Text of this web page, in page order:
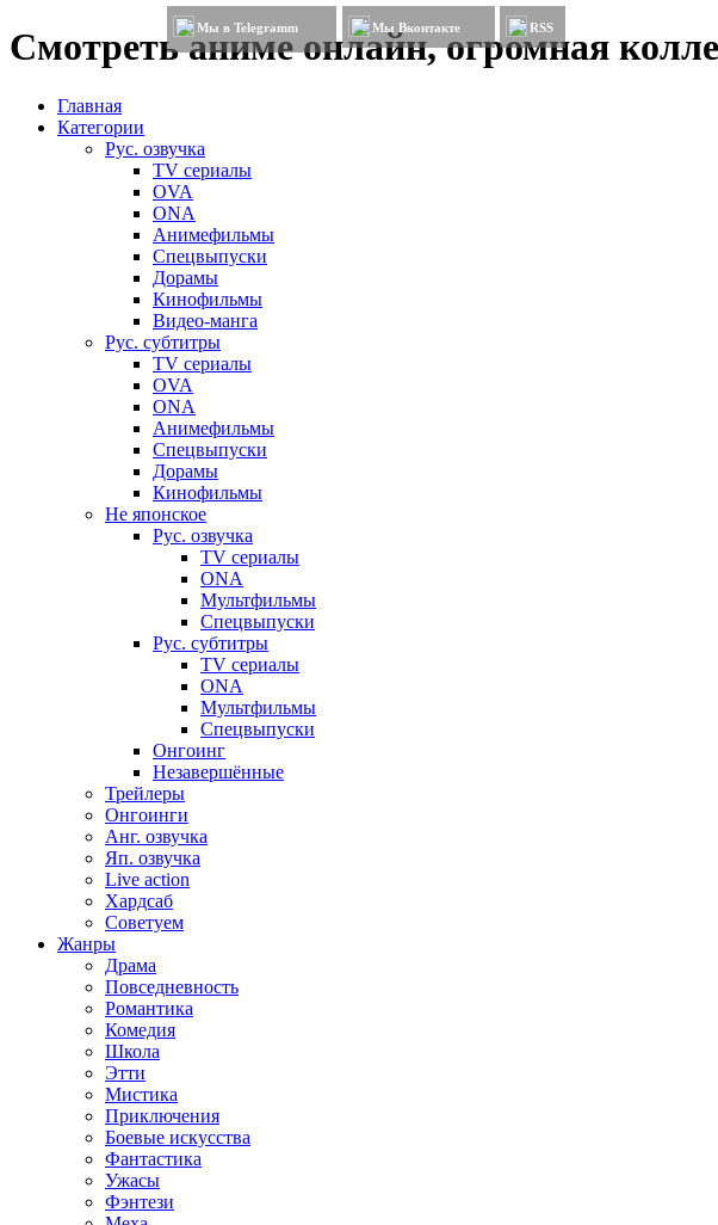
Смотреть аниме онлайн, огромная
Мы в Telegramm Мы Вконтакте RSS
Главная
Категории
Рус. озвучка
TV сериалы
OVA
ONA
Анимефильмы
Спецвыпуски
Дорамы
Кинофильмы
Видео-манга
Рус. субтитры
TV сериалы
OVA
ONA
Анимефильмы
Спецвыпуски
Дорамы
Кинофильмы
Не японское
Рус. озвучка
TV сериалы
ONA
Мультфильмы
Спецвыпуски
Рус. субтитры
TV сериалы
ONA
Мультфильмы
Спецвыпуски
Онгоинг
Незавершённые
Трейлеры
Онгоинги
Анг. озвучка
Яп. озвучка
Live action
Хардсаб
Советуем
Жанры
Драма
Повседневность
Романтика
Комедия
Школа
Этти
Мистика
Приключения
Боевые искусства
Фантастика
Ужасы
Фэнтези